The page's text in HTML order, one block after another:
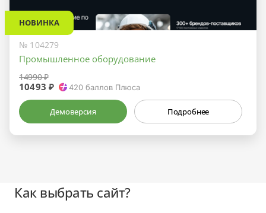
НОВИНКА
№ 104279
Промышленное оборудование
14990 ₽
10493 ₽ 420 баллов Плюса
Демоверсия Подробнее
Как выбрать сайт?